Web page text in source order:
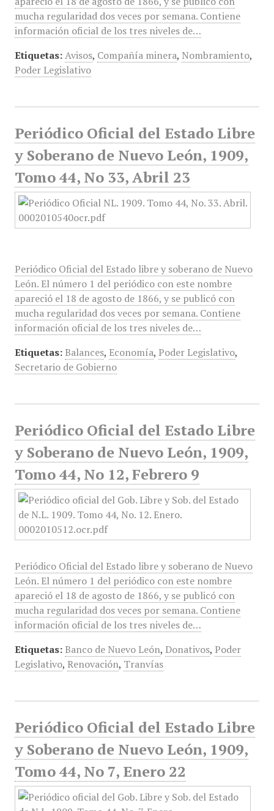
mucha regularidad dos veces por semana. Contiene
información oficial de los tres niveles de…
Etiquetas: Avisos, Compañía minera, Nombramiento,
Poder Legislativo
Periódico Oficial del Estado Libre
y Soberano de Nuevo León, 1909,
Tomo 44, No 33, Abril 23
Periódico Oficial del Estado libre y soberano de Nuevo
León. El número 1 del periódico con este nombre
apareció el 18 de agosto de 1866, y se publicó con
mucha regularidad dos veces por semana. Contiene
información oficial de los tres niveles de…
Etiquetas: Balances, Economía, Poder Legislativo,
Secretario de Gobierno
Periódico Oficial del Estado Libre
y Soberano de Nuevo León, 1909,
Tomo 44, No 12, Febrero 9
Periódico Oficial del Estado libre y soberano de Nuevo
León. El número 1 del periódico con este nombre
apareció el 18 de agosto de 1866, y se publicó con
mucha regularidad dos veces por semana. Contiene
información oficial de los tres niveles de…
Etiquetas: Banco de Nuevo León, Donativos, Poder
Legislativo, Renovación, Tranvías
Periódico Oficial del Estado Libre
y Soberano de Nuevo León, 1909,
Tomo 44, No 7, Enero 22